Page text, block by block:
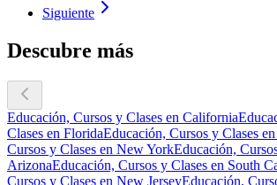
Siguiente
Descubre más
Educación, Cursos y Clases en California
Clases en FloridaEducación, Cursos y Clases
Cursos y Clases en New YorkEducación,
ArizonaEducación, Cursos y Clases en South
Cursos y Clases en New JerseyEducación,